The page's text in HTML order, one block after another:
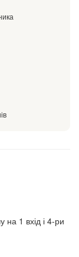
на 1 вхід і 4-ри